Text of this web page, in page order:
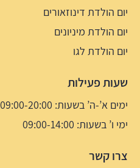
יום הולדת דינוזאורים
יום הולדת מיניונים
יום הולדת לגו
שעות פעילות
ימים א’-ה’ בשעות: 09:00-20:00
ימי ו’ בשעות: 09:00-14:00
צרו קשר